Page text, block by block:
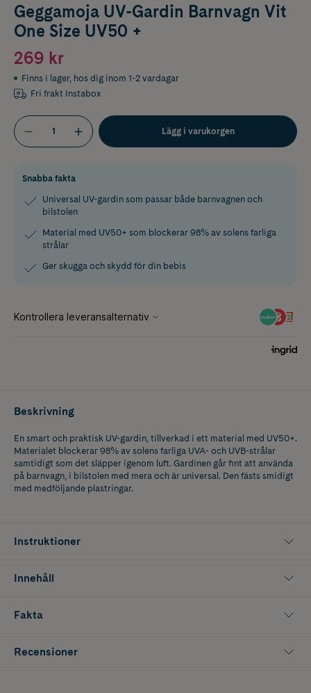
Geggamoja UV-Gardin Barnvagn Vit
One Size UV50 +
269 kr
Finns i lager, hos dig inom 1-2 vardagar
Fri frakt Instabox
Lägg i varukorgen
Snabba fakta
Universal UV-gardin som passar både barnvagnen och
bilstolen
Material med UV50+ som blockerar 98% av solens farliga
strålar
Ger skugga och skydd för din bebis
Beskrivning
En smart och praktisk UV-gardin, tillverkad i ett material med UV50+.
Materialet blockerar 98% av solens farliga UVA- och UVB-strålar
samtidigt som det släpper igenom luft. Gardinen går fint att använda
på barnvagn, i bilstolen med mera och är universal. Den fästs smidigt
med medföljande plastringar.
Instruktioner
Innehåll
Fakta
Recensioner